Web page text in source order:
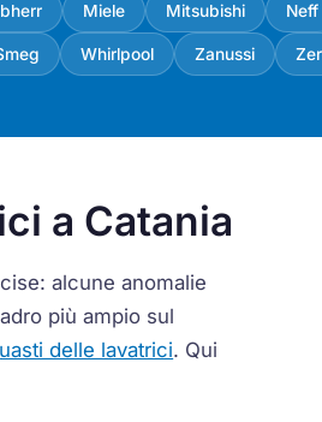
Miele Mitsubishi Neff
Whirlpool Zanussi
a Catania
alcune anomalie
più ampio sul
delle lavatrici. Qui